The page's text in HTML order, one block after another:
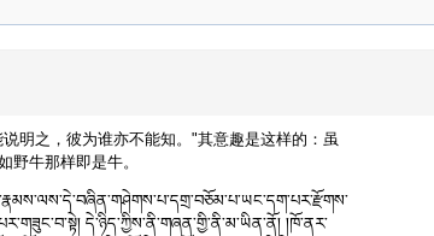
明之，彼为谁亦不能知。"其意趣是这样的：虽
野牛那样即是牛。
དེ་ཉིད་ཀྱིས་ནི་གཞན་གྱི་ནི་མ་ཡིན་ནོ། །ཁོ་ནར་